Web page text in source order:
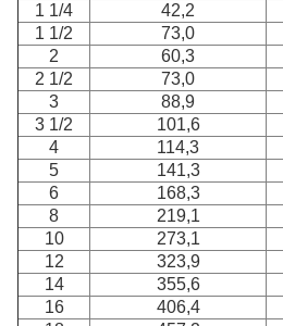
1 1/4
42,2
1 1/2
73,0
2
60,3
2 1/2
73,0
3
88,9
3 1/2
101,6
4
114,3
5
141,3
6
168,3
8
219,1
10
273,1
12
323,9
14
355,6
16
406,4